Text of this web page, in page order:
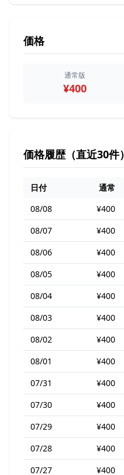
価格
通常版
¥400
価格履歴（直近30件）
日付 通常
08/08
¥400
08/07
¥400
08/06
¥400
08/05
¥400
08/04
¥400
08/03
¥400
08/02
¥400
08/01
¥400
07/31
¥400
07/30
¥400
07/29
¥400
07/28
¥400
07/27
¥400